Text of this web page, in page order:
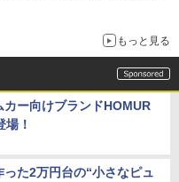
もっと見る
カー向けブランドHOMUR
！
た2万円台の“小さなピュ